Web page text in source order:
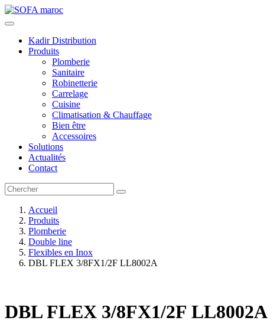
Kadir Distribution
Produits
Plomberie
Sanitaire
Robinetterie
Carrelage
Cuisine
Climatisation & Chauffage
Bien être
Accessoires
Solutions
Actualités
Contact
Accueil
Produits
Plomberie
Double line
Flexibles en Inox
DBL FLEX 3/8FX1/2F LL8002A
DBL FLEX 3/8FX1/2F LL8002A